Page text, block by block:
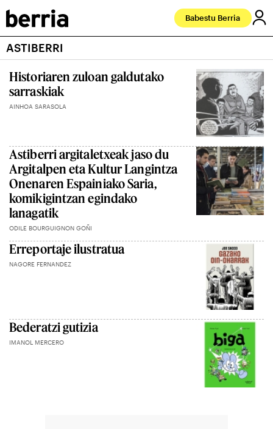
Babestu Berria
ASTIBERRI
Historiaren zuloan galdutako
sarraskiak
AINHOA SARASOLA
Astiberri argitaletxeak jaso du
Argitalpen eta Kultur Langintza
Onenaren Espainiako Saria,
komikigintzan egindako
lanagatik
ODILE BOURGUIGNON GOÑI
Erreportaje ilustratua
NAGORE FERNANDEZ
Bederatzi gutizia
IMANOL MERCERO